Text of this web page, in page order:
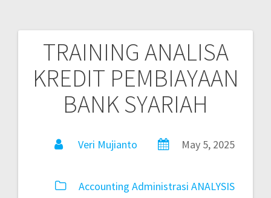
TRAINING ANALISA
KREDIT PEMBIAYAAN
BANK SYARIAH
Veri Mujianto May 5, 2025
Accounting Administrasi ANALYSIS